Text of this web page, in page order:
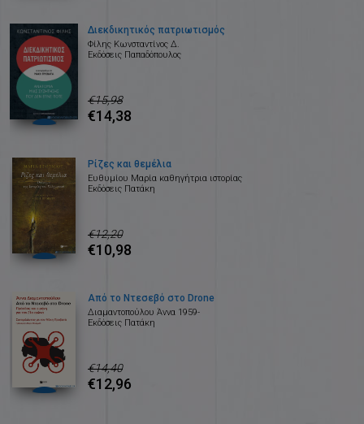
Διεκδικητικός πατριωτισμός
Φίλης Κωνσταντίνος Δ.
Εκδόσεις Παπαδόπουλος
€15,98
€14,38
Ρίζες και θεμέλια
Ευθυμίου Μαρία καθηγήτρια ιστορίας
Εκδόσεις Πατάκη
€12,20
€10,98
Από το Ντεσεβό στο Drone
Διαμαντοπούλου Άννα 1959-
Εκδόσεις Πατάκη
€14,40
€12,96